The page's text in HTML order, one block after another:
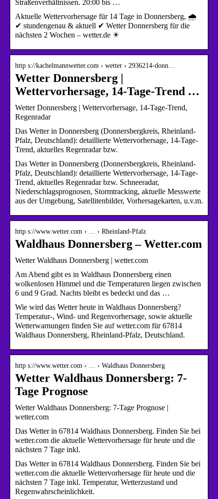
Straßenverhältnissen. 20:00 bis …
Aktuelle Wettervorhersage für 14 Tage in Donnersberg, 🌧️
✔ stundengenau & aktuell ✔ Wetter Donnersberg für die
nächsten 2 Wochen – wetter.de ☀
http s://kachelmannwetter.com › wetter › 2936214-donn…
Wetter Donnersberg |
Wettervorhersage, 14-Tage-Trend …
Wetter Donnersberg | Wettervorhersage, 14-Tage-Trend,
Regenradar
Das Wetter in Donnersberg (Donnersbergkreis, Rheinland-
Pfalz, Deutschland): detaillierte Wettervorhersage, 14-Tage-
Trend, aktuelles Regenradar bzw.
Das Wetter in Donnersberg (Donnersbergkreis, Rheinland-
Pfalz, Deutschland): detaillierte Wettervorhersage, 14-Tage-
Trend, aktuelles Regenradar bzw. Schneeradar,
Niederschlagsprognosen, Stormtracking, aktuelle Messwerte
aus der Umgebung, Satellitenbilder, Vorhersagekarten, u.v.m.
http s://www.wetter.com › … › Rheinland-Pfalz
Waldhaus Donnersberg – Wetter.com
Wetter Waldhaus Donnersberg | wetter.com
Am Abend gibt es in Waldhaus Donnersberg einen
wolkenlosen Himmel und die Temperaturen liegen zwischen
6 und 9 Grad. Nachts bleibt es bedeckt und das …
Wie wird das Wetter heute in Waldhaus Donnersberg?
Temperatur-, Wind- und Regenvorhersage, sowie aktuelle
Wetterwarnungen finden Sie auf wetter.com für 67814
Waldhaus Donnersberg, Rheinland-Pfalz, Deutschland.
http s://www.wetter.com › … › Waldhaus Donnersberg
Wetter Waldhaus Donnersberg: 7-
Tage Prognose
Wetter Waldhaus Donnersberg: 7-Tage Prognose |
wetter.com
Das Wetter in 67814 Waldhaus Donnersberg. Finden Sie bei
wetter.com die aktuelle Wettervorhersage für heute und die
nächsten 7 Tage inkl.
Das Wetter in 67814 Waldhaus Donnersberg. Finden Sie bei
wetter.com die aktuelle Wettervorhersage für heute und die
nächsten 7 Tage inkl. Temperatur, Wetterzustand und
Regenwahrscheinlichkeit.